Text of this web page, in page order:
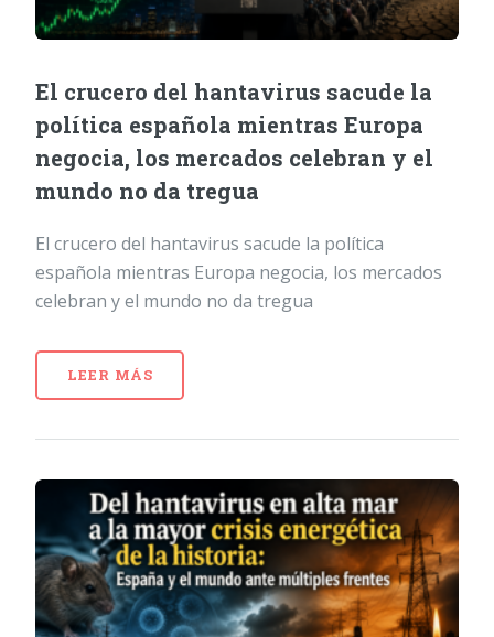
El crucero del hantavirus sacude la
política española mientras Europa
negocia, los mercados celebran y el
mundo no da tregua
El crucero del hantavirus sacude la política
española mientras Europa negocia, los mercados
celebran y el mundo no da tregua
LEER MÁS